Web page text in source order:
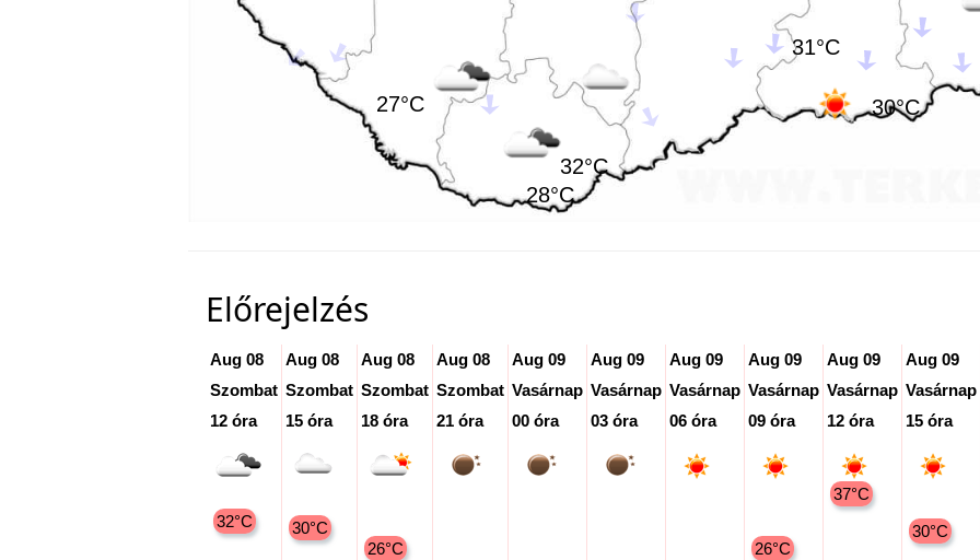
32°C
28°C
31°C
30°C
27°C
Előrejelzés
Aug 08
Szombat
12 óra
32°C
Aug 08
Szombat
15 óra
30°C
Aug 08
Szombat
18 óra
26°C
Aug 08
Szombat
21 óra
Aug 09
Vasárnap
00 óra
Aug 09
Vasárnap
03 óra
Aug 09
Vasárnap
06 óra
Aug 09
Vasárnap
09 óra
26°C
Aug 09
Vasárnap
12 óra
37°C
Aug 09
Vasárnap
15 óra
30°C